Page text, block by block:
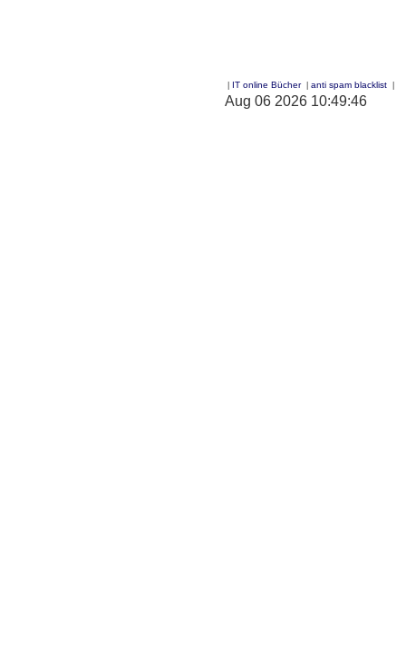
IT online Bücher| anti spam blacklist
Aug 06 2026 10:49:46